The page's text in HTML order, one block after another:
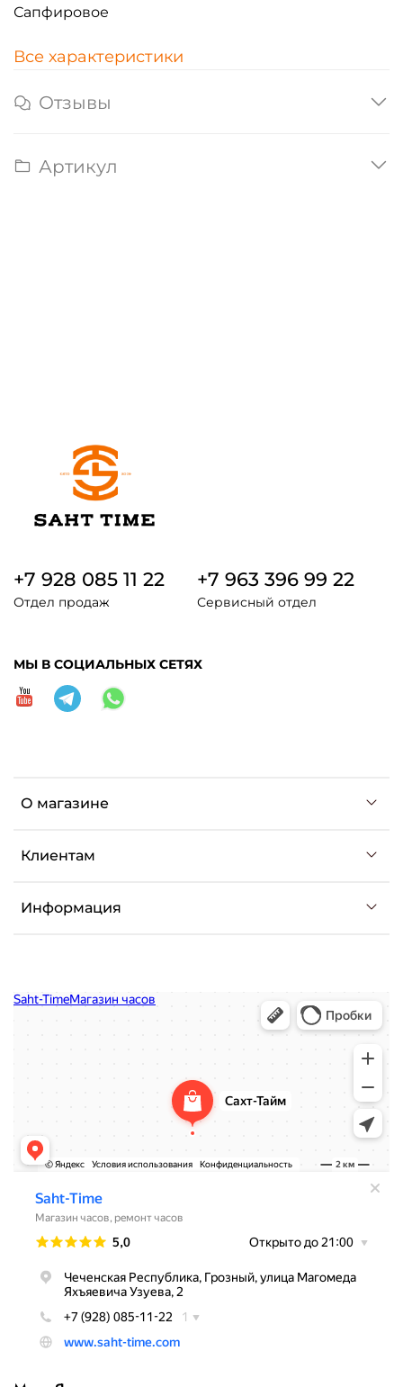
Сапфировое
Все характеристики
Отзывы
Артикул
О магазине
Клиентам
Информация
+7 928 085 11 22
Отдел продаж
+7 963 396 99 22
Сервисный отдел
МЫ В СОЦИАЛЬНЫХ СЕТЯХ